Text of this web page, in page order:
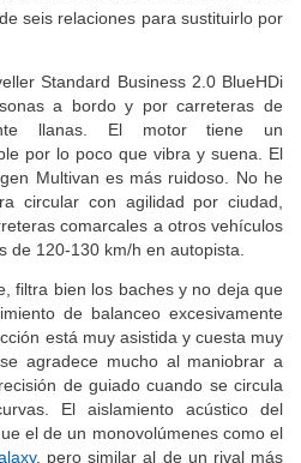
CV. También se eliminó de la
seis relaciones para sustituirlo por
Standard Business 2.0 BlueHDi
a bordo y por carreteras de
llanas. El motor tiene un
por lo poco que vibra y suena. El
Multivan es más ruidoso. No he
circular con agilidad por ciudad,
comarcales a otros vehículos
filtra bien los baches y no deja que
de balanceo excesivamente
está muy asistida y cuesta muy
agradece mucho al maniobrar a
de guiado cuando se circula
El aislamiento acústico del
el de un monovolúmenes como el